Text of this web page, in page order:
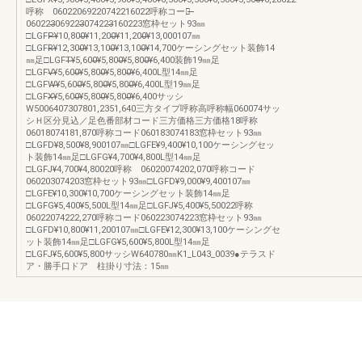
呼称 06022069220742216022呼称コード̶̶
060223̶̶069223̶̶074223̶̶160223窓枠セット93㎜
□LGFP̶̶¥10,800̶̶¥11,200̶̶¥11,200̶̶¥13,000107㎜
□LGFR̶̶¥12,300̶̶¥13,100̶̶¥13,100̶̶¥14,700ケーシングセット装飾14
㎜足□LGFT̶̶¥5,600̶̶¥5,800̶̶¥5,800̶̶¥6,400装飾19㎜足
□LGFV̶̶¥5,600̶̶¥5,800̶̶¥5,800̶̶¥6,400L型14㎜足
□LGFW̶̶¥5,600̶̶¥5,800̶̶¥5,800̶̶¥6,400L型19㎜足
□LGFX̶̶¥5,600̶̶¥5,800̶̶¥5,800̶̶¥6,400サッシ
W5006407307801,2351,640三方タイプ呼称高呼称幅060074サッ
シＨ区分見込／足色番部材コード三方価格三方価格18呼称
06018074181,870呼称コード060183074183窓枠セット93㎜
□LGFD¥8,500¥8,900107㎜□LGFE¥9,400¥10,100ケーシングセッ
ト装飾14㎜足□LGFG¥4,700¥4,800L型14㎜足
□LGFJ¥4,700¥4,80020呼称 06020074202,070呼称コード
060203074203窓枠セット93㎜□LGFD¥9,000¥9,400107㎜
□LGFE¥10,300¥10,700ケーシングセット装飾14㎜足
□LGFG¥5,400¥5,500L型14㎜足□LGFJ¥5,400¥5,50022呼称
06022074222,270呼称コード060223074223窓枠セット93㎜
□LGFD¥10,800¥11,200107㎜□LGFE¥12,300¥13,100ケーシングセ
ット装飾14㎜足□LGFG¥5,600¥5,800L型14㎜足
□LGFJ¥5,600¥5,800サッシW640780㎜K1_L043_0039●テラスド
ア・勝手口ドア 柱掛り寸法：15㎜